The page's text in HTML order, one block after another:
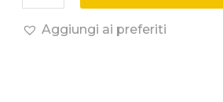
Aggiungi ai preferiti